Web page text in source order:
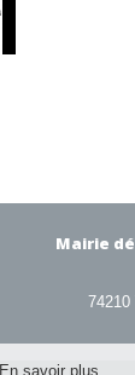
En savoir plus
Mairie
74210